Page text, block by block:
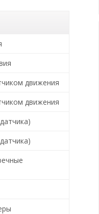
движения
движения